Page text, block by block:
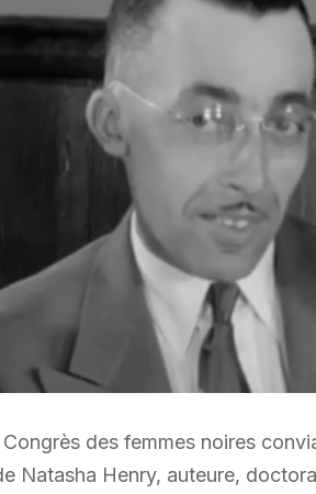
des femmes noires
Natasha Henry, auteure,